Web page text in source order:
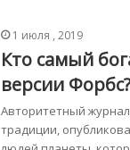
1 июля , 2019
Кто самый
версии Форбс?
Авторитетный
традиции,